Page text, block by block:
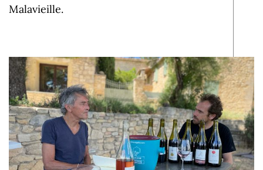
Malavieille.